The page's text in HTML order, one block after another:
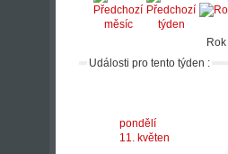
Rok
Události pro tento týden :
pondělí
11. květen